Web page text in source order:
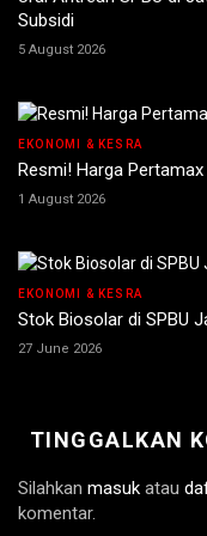
Subsidi
5 August 2026
EKONOMI & KESRA
Resmi! Harga
1 August 2026
EKONOMI & KESRA
Stok Biosolar di SPBU
27 June 2026
TINGGALKAN
Silahkan masuk atau
komentar.